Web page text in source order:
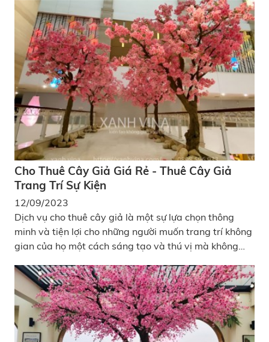
thoải mái và thư giãn.
Cho Thuê Cây Giả Giá Rẻ - Thuê Cây Giả
Trang Trí Sự Kiện
12/09/2023
Dịch vụ cho thuê cây giả là một sự lựa chọn thông
minh và tiện lợi cho những người muốn trang trí không
gian của họ một cách sáng tạo và thú vị mà không
thật.